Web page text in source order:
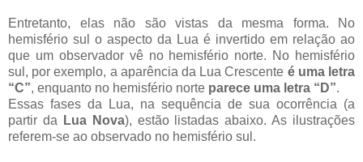
Entretanto, elas não são vistas da mesma forma. No
hemisfério sul o aspecto da Lua é invertido em relação ao
que um observador vê no hemisfério norte. No hemisfério
sul, por exemplo, a aparência da Lua Crescente é uma letra
“C”, enquanto no hemisfério norte parece uma letra “D”.
Essas fases da Lua, na sequência de sua ocorrência (a
partir da
Lua Nova), estão listadas abaixo. As ilustrações
referem-se ao observado no hemisfério sul.